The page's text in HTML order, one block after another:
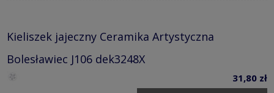
Kieliszek jajeczny Ceramika Artystyczna
Bolesławiec J106 dek3248X
31,80 zł